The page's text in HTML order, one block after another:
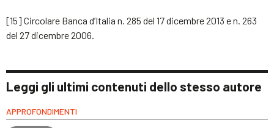
[15] Circolare Banca d’Italia n. 285 del 17 dicembre 2013 e n. 263
del 27 dicembre 2006.
Leggi gli ultimi contenuti dello stesso autore
APPROFONDIMENTI